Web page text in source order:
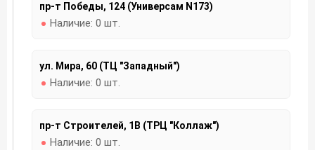
пр-т Победы, 124 (Универсам N173)
Наличие: 0 шт.
ул. Мира, 60 (ТЦ "Западный")
Наличие: 0 шт.
пр-т Строителей, 1В (ТРЦ "Коллаж")
Наличие: 0 шт.